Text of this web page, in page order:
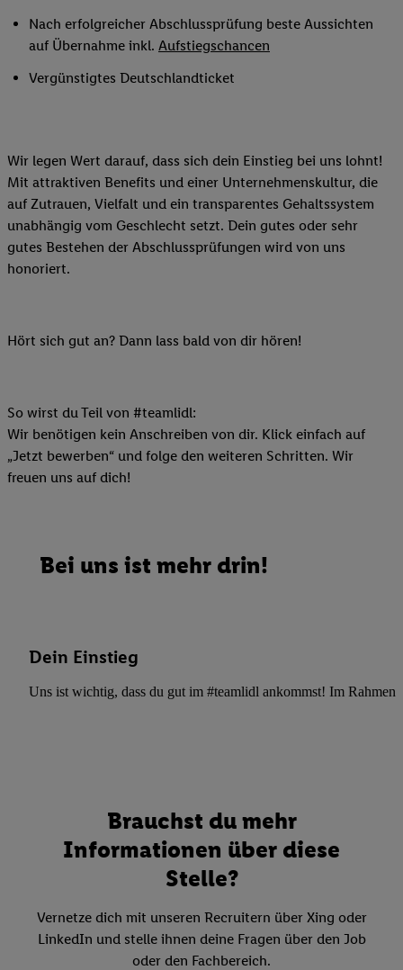
Nach erfolgreicher Abschlussprüfung beste Aussichten
auf Übernahme inkl. Aufstiegschancen
Vergünstigtes Deutschlandticket
Wir legen Wert darauf, dass sich dein Einstieg bei uns lohnt!
Mit attraktiven Benefits und einer Unternehmenskultur, die
auf Zutrauen, Vielfalt und ein transparentes Gehaltssystem
unabhängig vom Geschlecht setzt. Dein gutes oder sehr
gutes Bestehen der Abschlussprüfungen wird von uns
honoriert.
Hört sich gut an? Dann lass bald von dir hören!
So wirst du Teil von #teamlidl:
Wir benötigen kein Anschreiben von dir. Klick einfach auf
„Jetzt bewerben“ und folge den weiteren Schritten. Wir
freuen uns auf dich!
Bei uns ist mehr drin!
Dein Einstieg
Uns ist wichtig, dass du gut im #teamlidl ankommst! Im Rahmen
Brauchst du mehr
Informationen über diese
Stelle?
Vernetze dich mit unseren Recruitern über Xing oder
LinkedIn und stelle ihnen deine Fragen über den Job
oder den Fachbereich.